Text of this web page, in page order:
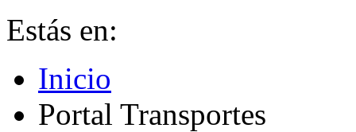
Estás en:
Inicio
Portal Transportes